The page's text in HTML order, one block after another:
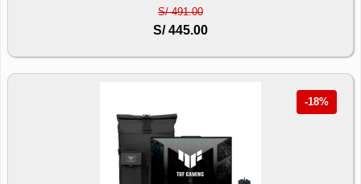
S/ 491.00
S/ 445.00
-18%